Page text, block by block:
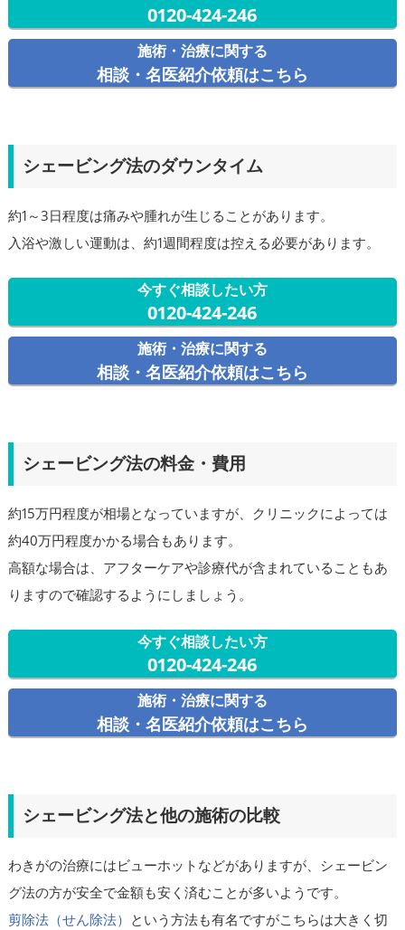
0120-424-246
施術・治療に関する
相談・名医紹介依頼はこちら
シェービング法のダウンタイム
約1～3日程度は痛みや腫れが生じることがあります。
入浴や激しい運動は、約1週間程度は控える必要があります。
今すぐ相談したい方
0120-424-246
施術・治療に関する
相談・名医紹介依頼はこちら
シェービング法の料金・費用
約15万円程度が相場となっていますが、クリニックによっては
約40万円程度かかる場合もあります。
高額な場合は、アフターケアや診療代が含まれていることもあ
りますので確認するようにしましょう。
今すぐ相談したい方
0120-424-246
施術・治療に関する
相談・名医紹介依頼はこちら
シェービング法と他の施術の比較
わきがの治療にはビューホットなどがありますが、シェービン
グ法の方が安全で金額も安く済むことが多いようです。
剪除法（せん除法） という方法も有名ですがこちらは大きく切